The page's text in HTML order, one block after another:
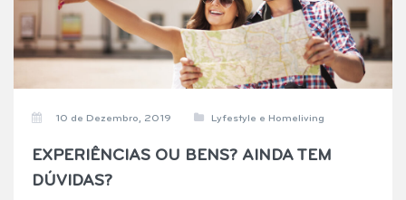
10 de Dezembro, 2019 Lyfestyle e Homeliving
EXPERIÊNCIAS OU BENS? AINDA TEM
DÚVIDAS?